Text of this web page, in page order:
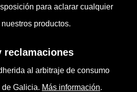
para aclarar cualquier
productos.
reclamaciones
al arbitraje de consumo
Galicia. Más información.